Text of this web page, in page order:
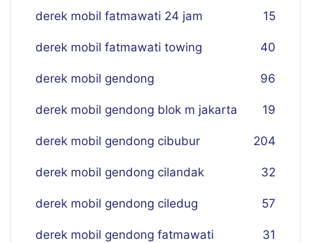
derek mobil fatmawati 24 jam 15
derek mobil fatmawati towing 40
derek mobil gendong 96
derek mobil gendong blok m jakarta 19
derek mobil gendong cibubur 204
derek mobil gendong cilandak 32
derek mobil gendong ciledug 57
derek mobil gendong fatmawati 31